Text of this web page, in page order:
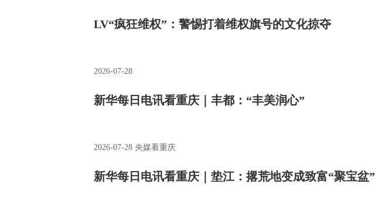
LV“疯狂维权”：警惕打着维权旗号的文化掠夺
2026-07-28
新华每日电讯看重庆｜丰都：“丰美润心”
2026-07-28 央媒看重庆
新华每日电讯看重庆｜垫江：撂荒地变成致富“聚宝盆”